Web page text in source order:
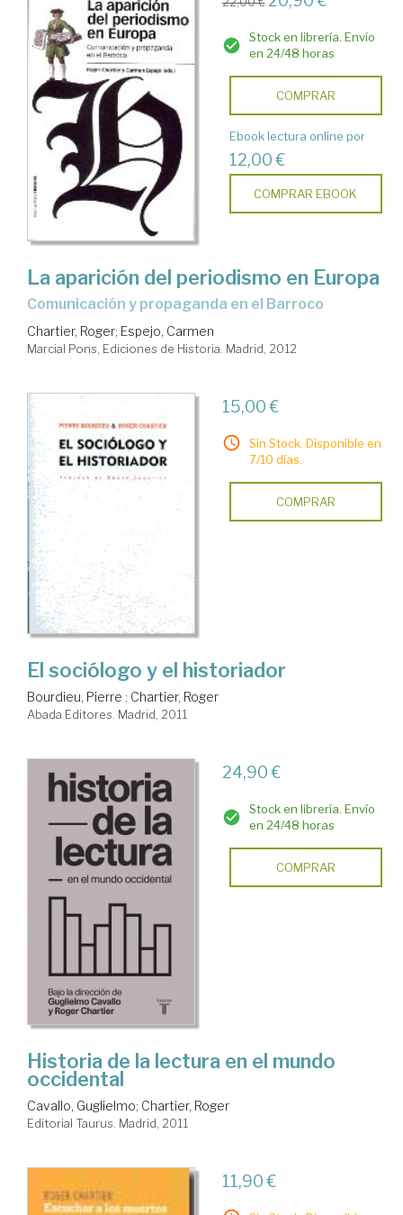
Stock en librería. Envío
en 24/48 horas
COMPRAR
Ebook lectura online por
12,00 €
COMPRAR EBOOK
La aparición del periodismo en Europa
comunicación y propaganda en el Barroco
Chartier, Roger; Espejo, Carmen
Marcial Pons, Ediciones de Historia. Madrid, 2012
15,00 €
Sin Stock. Disponible en
7/10 días.
COMPRAR
El sociólogo y el historiador
Bourdieu, Pierre ; Chartier, Roger
Abada Editores. Madrid, 2011
24,90 €
Stock en librería. Envío
en 24/48 horas
COMPRAR
Historia de la lectura en el mundo
occidental
Cavallo, Guglielmo; Chartier, Roger
Editorial Taurus. Madrid, 2011
11,90 €